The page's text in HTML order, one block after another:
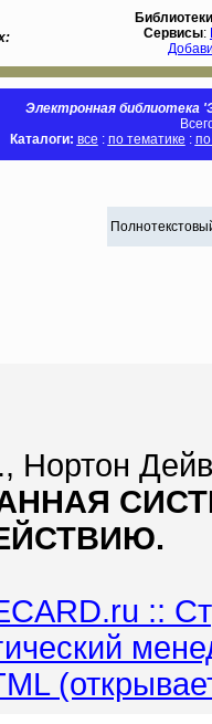
Библиотеки
Сервисы:
Электронная библиотека
Каталоги: все : по тематике :
Нортон
::